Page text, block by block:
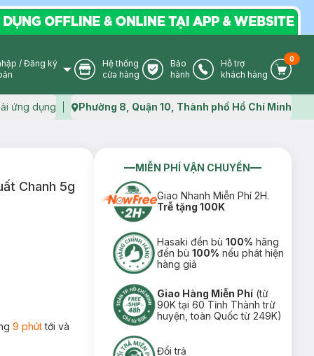
User Icon
/ Đăng ký
Store Icon
Hệ thống
cửa hàng
Warranty Icon
Bảo
hành
Phone Icon
Hỗ trợ
khách hàng
Cart
0
ứng dụng Map icon
Phường 8, Quận 10, Thành phố Hồ Chí Minh
Chanh 5g
9 phúttới và
MIỄN PHÍ VẬN CHUYỂN
Giao Nhanh Miễn Phí 2H.
Trễ tặng 100K
Hasaki đền bù100% hãng
đền bù100% nếu phát hiện
hàng giả
Giao Hàng Miễn Phí (từ
90K tại 60 Tỉnh Thành trừ
huyện, toàn Quốc từ 249K)
Đổi trả